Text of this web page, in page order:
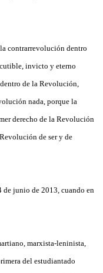
contrarrevolución dentro
invicto y eterno
de la Revolución,
nada, porque la
derecho de la Revolución
de ser y de
de junio de 2013, cuando en
marxista-leninista,
del estudiantado